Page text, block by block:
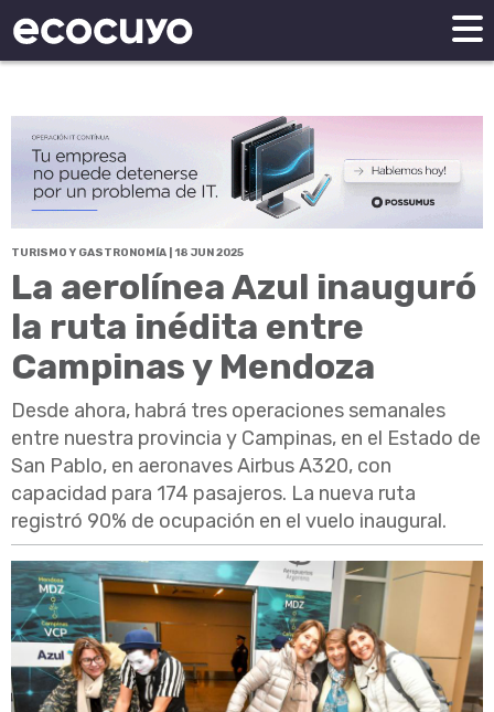
TURISMO Y GASTRONOMÍA | 18 JUN 2025
La aerolínea Azul inauguró
la ruta inédita entre
Campinas y Mendoza
Desde ahora, habrá tres operaciones semanales
entre nuestra provincia y Campinas, en el Estado de
San Pablo, en aeronaves Airbus A320, con
capacidad para 174 pasajeros. La nueva ruta
registró 90% de ocupación en el vuelo inaugural.